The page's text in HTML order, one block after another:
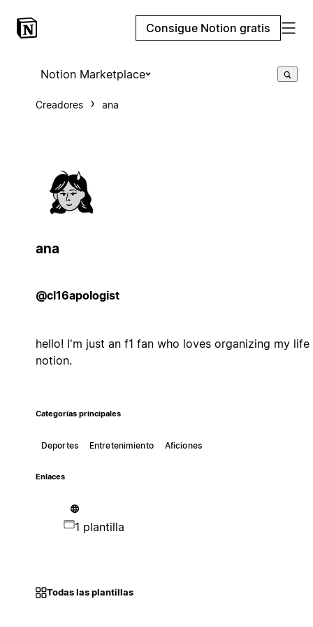
Consigue Notion gratis
Notion Marketplace
Creadores ana
ana
@cl16apologist
hello! I'm just an f1 fan who loves organizing my life
notion.
Categorías principales
Deportes Entretenimiento Aficiones
Enlaces
1 plantilla
Todas las plantillas